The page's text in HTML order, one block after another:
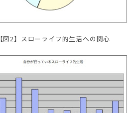
【図2】スローライフ的生活への関心